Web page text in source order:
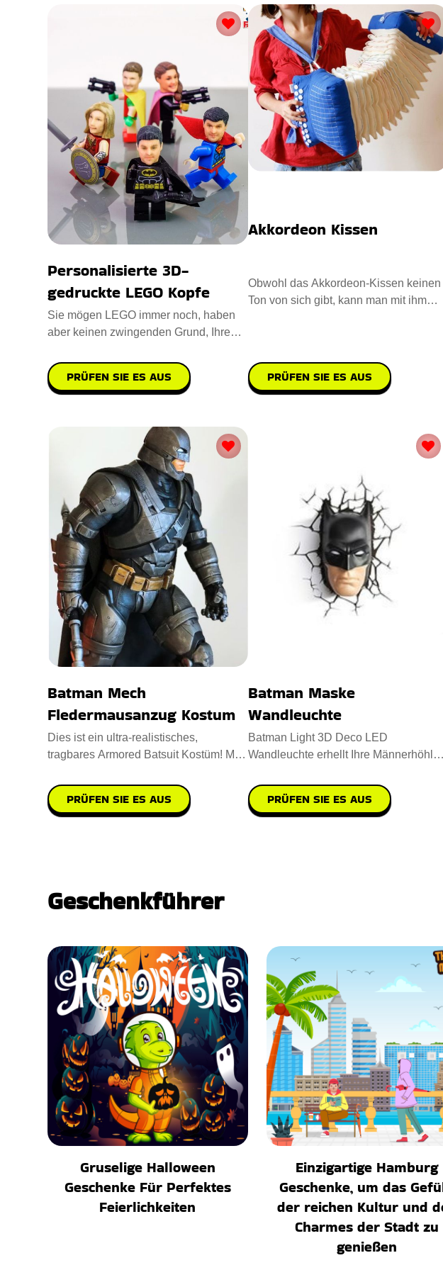
Personalisierte 3D-
gedruckte LEGO Kopfe
Sie mögen LEGO immer noch, haben
aber keinen zwingenden Grund, Ihre
PRÜFEN SIE ES AUS
Akkordeon Kissen
Obwohl das Akkordeon-Kissen keinen
Ton von sich gibt, kann man mit ihm
PRÜFEN SIE ES AUS
Batman Mech
Fledermausanzug Kostum
Dies ist ein ultra-realistisches,
tragbares Armored Batsuit Kostüm! Mit
PRÜFEN SIE ES AUS
Batman Maske
Wandleuchte
Batman Light 3D Deco LED
Wandleuchte erhellt Ihre Männerhöhle,
PRÜFEN SIE ES AUS
Geschenkführer
Gruselige Halloween
Geschenke Für Perfektes
Feierlichkeiten
Einzigartige Hamburg
Geschenke, um das
der reichen Kultur und
Charmes der Stadt zu
genießen